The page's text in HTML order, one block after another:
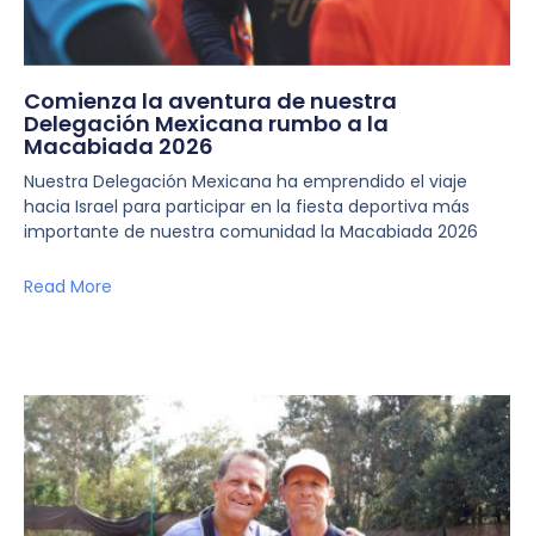
Comienza la aventura de nuestra
Delegación Mexicana rumbo a la
Macabiada 2026
Nuestra Delegación Mexicana ha emprendido el viaje
hacia Israel para participar en la fiesta deportiva más
importante de nuestra comunidad la Macabiada 2026
Read More